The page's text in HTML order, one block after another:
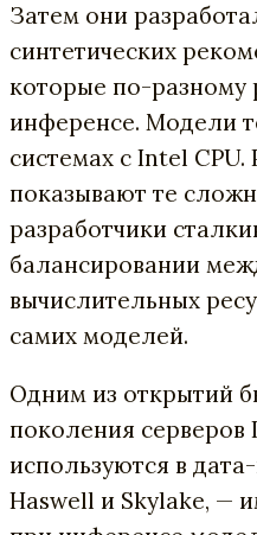
Затем они
синтетических
которые по-разному
инференсе. Модели
системах с Intel CPU.
показывают те
разработчики
балансировании
вычислительных
самих моделей.
Одним из открытий
поколения серверов
используются в
Haswell и Skylake, —